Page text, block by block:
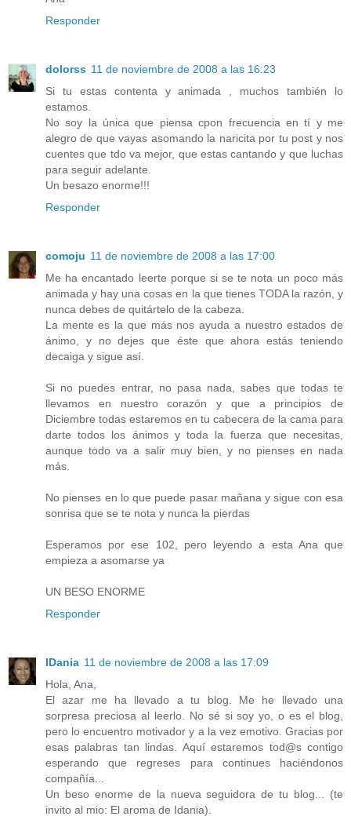
Responder
dolorss 11 de noviembre de 2008 a las 16:23
Si tu estas contenta y animada , muchos también lo
estamos.
No soy la única que piensa cpon frecuencia en tí y me
alegro de que vayas asomando la naricita por tu post y nos
cuentes que tdo va mejor, que estas cantando y que luchas
para seguir adelante.
Un besazo enorme!!!
Responder
comoju 11 de noviembre de 2008 a las 17:00
Me ha encantado leerte porque si se te nota un poco más
animada y hay una cosas en la que tienes TODA la razón, y
nunca debes de quitártelo de la cabeza.
La mente es la que más nos ayuda a nuestro estados de
ánimo, y no dejes que éste que ahora estás teniendo
decaiga y sigue así.
Si no puedes entrar, no pasa nada, sabes que todas te
llevamos en nuestro corazón y que a principios de
Diciembre todas estaremos en tu cabecera de la cama para
darte todos los ánimos y toda la fuerza que necesitas,
aunque todo va a salir muy bien, y no pienses en nada
más.
No pienses en lo que puede pasar mañana y sigue con esa
sonrisa que se te nota y nunca la pierdas
Esperamos por ese 102, pero leyendo a esta Ana que
empieza a asomarse ya
UN BESO ENORME
Responder
IDania 11 de noviembre de 2008 a las 17:09
Hola, Ana,
El azar me ha llevado a tu blog. Me he llevado una
sorpresa preciosa al leerlo. No sé si soy yo, o es el blog,
pero lo encuentro motivador y a la vez emotivo. Gracias por
esas palabras tan lindas. Aquí estaremos tod@s contigo
esperando que regreses para continues haciéndonos
compañía...
Un beso enorme de la nueva seguidora de tu blog... (te
invito al mio: El aroma de Idania).